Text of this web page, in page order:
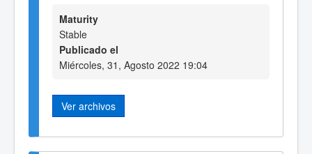
Maturity
Stable
Publicado el
Miércoles, 31, Agosto 2022 19:04
Ver archivos